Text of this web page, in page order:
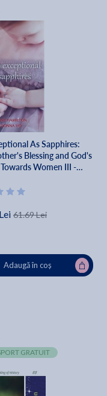
As Sapphires:
Blessing and God's
Women III -
61.69 Lei
Adaugă în coș
GRATUIT